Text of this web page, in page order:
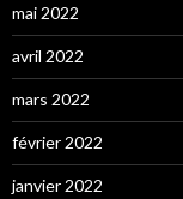
mai 2022
avril 2022
mars 2022
février 2022
janvier 2022